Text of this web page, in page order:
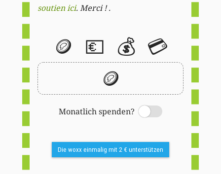
soutien ici. Merci ! .
🪙 💶 💰 💳
🪙
Monatlich spenden?
Switch
Die woxx einmalig mit 2 € unterstützen